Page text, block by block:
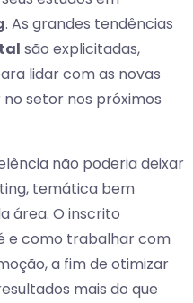
. As grandes tendências
são explicitadas,
lidar com as novas
setor nos próximos
não poderia deixar
temática bem
área. O inscrito
e como trabalhar com
a fim de otimizar
mais do que